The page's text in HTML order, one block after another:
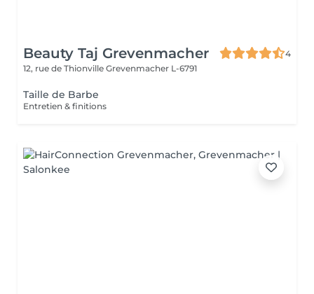
Beauty Taj Grevenmacher
4
12, rue de Thionville Grevenmacher L-6791
Taille de Barbe
Entretien & finitions